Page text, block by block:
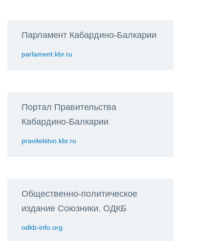
Парламент Кабардино-Балкарии
parlament.kbr.ru
Портал Правительства
Кабардино-Балкарии
pravitelstvo.kbr.ru
Общественно-политическое
издание Союзники. ОДКБ
odkb-info.org